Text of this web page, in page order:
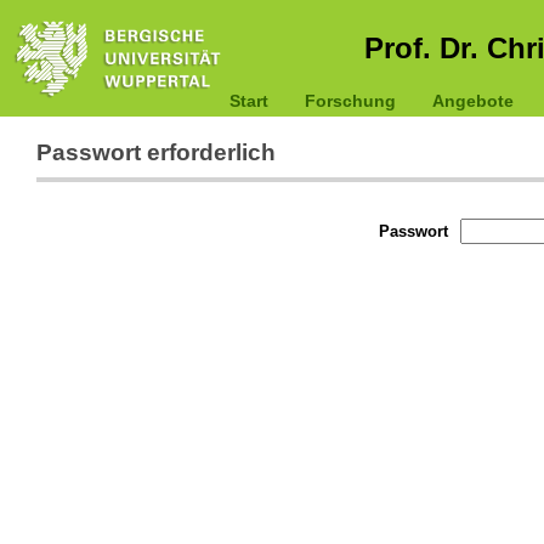
Prof. Dr.
Start Forschung Angebote
Passwort erforderlich
Passwort